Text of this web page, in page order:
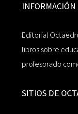
INFORMACIÓN
Editorial
libros sobre
profesorado
SITIOS DE